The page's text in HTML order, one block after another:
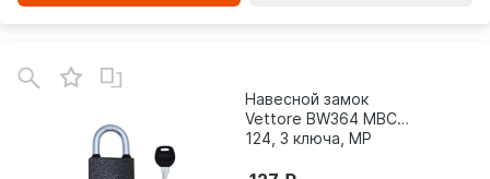
Навесной замок
Vettore BW364 МВС
124, 3 ключа, MP